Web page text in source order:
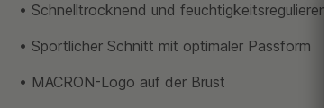
• Schnelltrocknend und feuchtigkeitsregulierend
• Sportlicher Schnitt mit optimaler Passform
• MACRON-Logo auf der Brust